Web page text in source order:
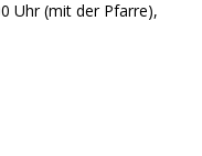
Uhr (mit der Pfarre),